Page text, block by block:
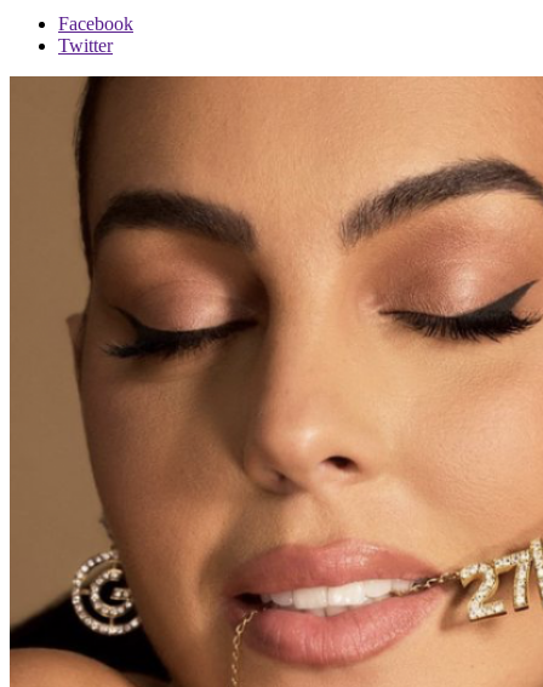
Facebook
Twitter